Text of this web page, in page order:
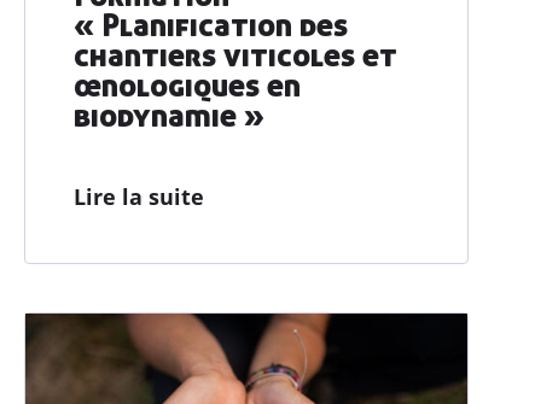
« Planification des
chantiers viticoles et
œnologiques en
biodynamie »
Lire la suite